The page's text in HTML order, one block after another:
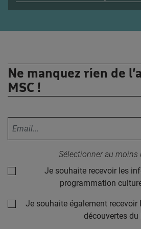
Ne manquez rien de
MSC !
Sélectionner au moins
Je souhaite recevoir les
programmation
Je souhaite également recevoir
découvertes du